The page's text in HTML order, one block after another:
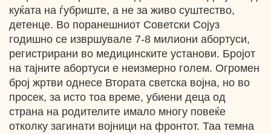
куќата на ѓубриште, а не за живо суштество,
детенце. Во поранешниот Советски Сојуз
годишно се извршувале 7-8 милиони абортуси,
регистрирани во медицинските установи. Бројот
на тајните абортуси е неизмерно голем. Огромен
број жртви однесе Втората светска војна, но во
просек, за исто тоа време, убиени деца од
страна на родителите имало многу повеќе
отколку загинати војници на фронтот. Таа темна